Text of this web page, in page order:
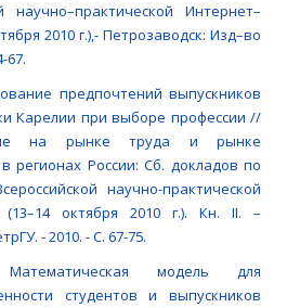
научно–практической Интернет–
2010 г.),- Петрозаводск: Изд–во
67.
предпочтений выпускников
Карелии при выборе профессии //
на рынке труда и рынке
регионах России: Сб. докладов по
научно-практической
(13–14 октября 2010 г.). Кн. II. –
- 2010. - С. 67-75.
модель для
студентов и выпускников